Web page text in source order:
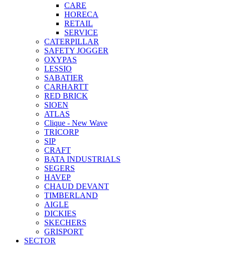
CARE
HORECA
RETAIL
SERVICE
CATERPILLAR
SAFETY JOGGER
OXYPAS
LESSIO
SABATIER
CARHARTT
RED BRICK
SIOEN
ATLAS
Clique - New Wave
TRICORP
SIP
CRAFT
BATA INDUSTRIALS
SEGERS
HAVEP
CHAUD DEVANT
TIMBERLAND
AIGLE
DICKIES
SKECHERS
GRISPORT
SECTOR